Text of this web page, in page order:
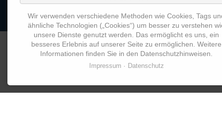
© 2026 Butz Consult GmbH
Wir verwenden verschiedene Methoden wie Cookies, Tags
ähnliche Technologien („Cookies“) um besser zu verstehen
unsere Dienste genutzt werden. Das ermöglicht es uns, ein
besseres Erlebnis auf unserer Seite zu ermöglichen. Weitere
Informationen finden Sie in den Datenschutzhinweisen.
Impressum Datenschutz